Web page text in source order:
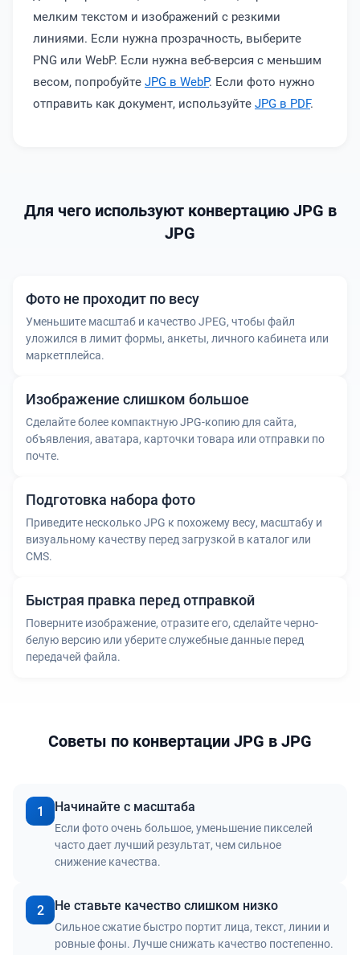
мелким текстом и изображений с резкими
линиями. Если нужна прозрачность, выберите
PNG или WebP. Если нужна веб-версия с меньшим
весом, попробуйте JPG в WebP. Если фото нужно
отправить как документ, используйте JPG в PDF.
Для чего используют конвертацию JPG в
JPG
Фото не проходит по весу
Уменьшите масштаб и качество JPEG, чтобы файл
уложился в лимит формы, анкеты, личного кабинета или
маркетплейса.
Изображение слишком большое
Сделайте более компактную JPG-копию для сайта,
объявления, аватара, карточки товара или отправки по
почте.
Подготовка набора фото
Приведите несколько JPG к похожему весу, масштабу и
визуальному качеству перед загрузкой в каталог или
CMS.
Быстрая правка перед отправкой
Поверните изображение, отразите его, сделайте черно-
белую версию или уберите служебные данные перед
передачей файла.
Советы по конвертации JPG в JPG
1 Начинайте с масштаба
Если фото очень большое, уменьшение пикселей
часто дает лучший результат, чем сильное
снижение качества.
2 Не ставьте качество слишком низко
Сильное сжатие быстро портит лица, текст, линии и
ровные фоны. Лучше снижать качество постепенно.